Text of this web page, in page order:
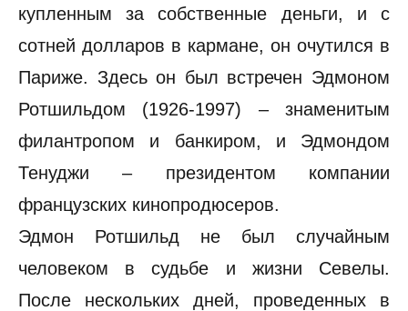
купленным за собственные деньги, и с
сотней долларов в кармане, он очутился в
Париже. Здесь он был встречен Эдмоном
Ротшильдом (1926-1997) – знаменитым
филантропом и банкиром, и Эдмондом
Тенуджи – президентом компании
французских кинопродюсеров.
Эдмон Ротшильд не был случайным
человеком в судьбе и жизни Севелы.
После нескольких дней, проведенных в